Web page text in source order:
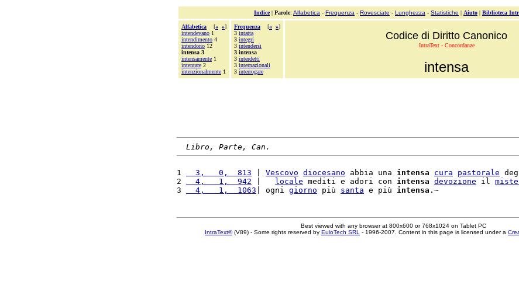
Indice| Parole: Alfabetica - Frequenza - Rovesciate - Lunghezza - Statistiche | Aiuto | Biblioteca
Alfabetica [« »]
intendevano 1
intendimento 4
intendono 12
intensa 3
intensamente 1
intentare 2
intenzionalmente 1
Frequenza [« »]
3 intatta
3 integri
3 intendersi
3 intensa
3 interdetti
3 internazionali
3 interrogare
Codice di Diritto Canonico
IntraText - Concordanze
intensa
Libro, Parte, Can.
1
  3,   0,  813
Vescovo diocesano abbia una intensa cura pastorale
2
  4,   1,  942
locale mediti e adori con intensa devozione il
3
  4,   1,  1063
| ogni giorno più santa e più intensa
Best viewed with any browser at 800x600 or 768x1024 on Tablet PC
IntraText®(V89) - Some rights reserved by EuloTech SRL - 1996-2007. Content in this page is licensed under a